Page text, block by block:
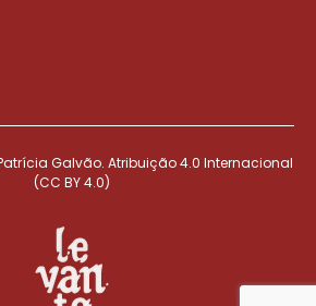
Galvão. Atribuição 4.0 Internacional
(CC BY 4.0)